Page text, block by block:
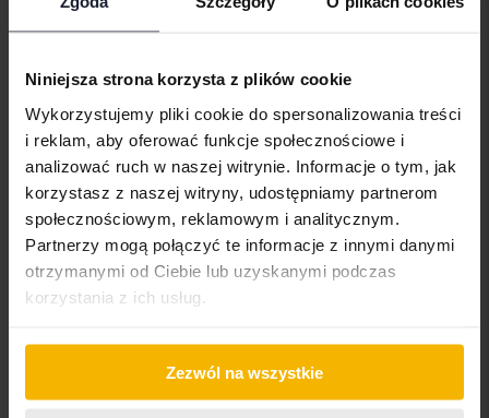
Niniejsza strona korzysta z plików cookie
Wykorzystujemy pliki cookie do spersonalizowania treści
i reklam, aby oferować funkcje społecznościowe i
analizować ruch w naszej witrynie. Informacje o tym, jak
korzystasz z naszej witryny, udostępniamy partnerom
społecznościowym, reklamowym i analitycznym.
Partnerzy mogą połączyć te informacje z innymi danymi
otrzymanymi od Ciebie lub uzyskanymi podczas
korzystania z ich usług.
Zezwól na wszystkie
silnikiem benzynowym nadal należy do najfajniejszych
samochodów w swojej klasie.
Pojazdy Nissan Micra
Nissanmodele
Nissan Juke
Nissan LEAF
Nissan Micra
Nissan Navara
Nissan Qashqai
Nissan X-Trail
Marki samochodów